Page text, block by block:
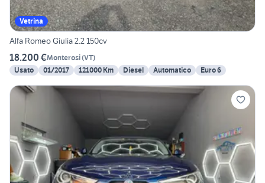
Vetrina
Alfa Romeo Giulia 2.2 150cv
18.200 €Monterosi(VT)
Usato
01/2017 121000 Km Diesel Automatico Euro 6